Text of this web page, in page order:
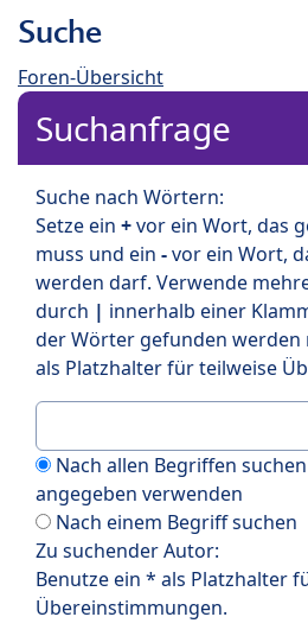
Suche
Foren-Übersicht
Suchanfrage
Suche nach Wörtern:
Setze ein +vor ein Wort, das
muss und ein -vor ein Wort,
werden darf. Verwende
durch | innerhalb einer
der Wörter gefunden werden
als Platzhalter für teilweise
Nach allen Begriffen
angegeben verwenden
Nach einem Begriff suchen
Zu suchender Autor:
Benutze ein * als Platzhalter
Übereinstimmungen.